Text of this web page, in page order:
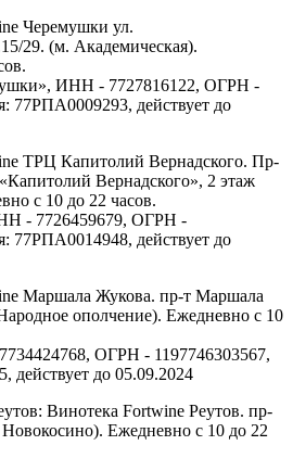
Черемушки ул.
29. (м. Академическая).
ИНН - 7727816122, ОГРН -
77РПА0009293, действует до
ТРЦ Капитолий Вернадского. Пр-
Вернадского», 2 этаж
с 10 до 22 часов.
7726459679, ОГРН -
77РПА0014948, действует до
Маршала Жукова. пр-т Маршала
ополчение). Ежедневно с 10
ОГРН - 1197746303567,
действует до 05.09.2024
Винотека Fortwine Реутов. пр-
Ежедневно с 10 до 22